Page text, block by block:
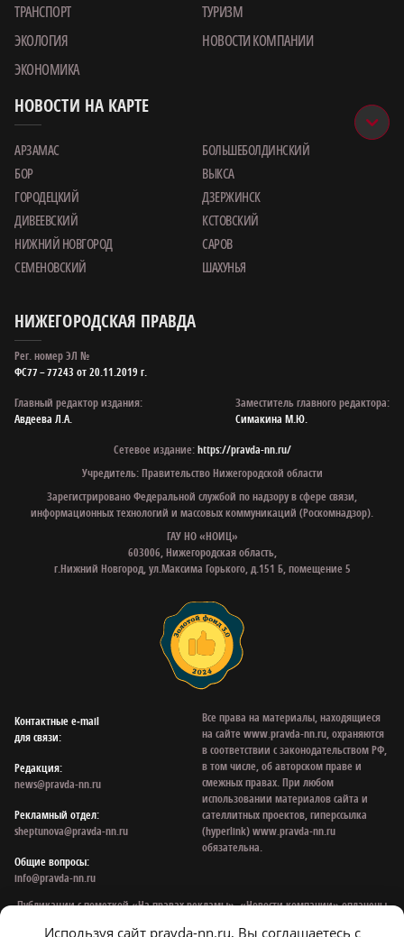
ТРАНСПОРТ
ТУРИЗМ
ЭКОЛОГИЯ
НОВОСТИ КОМПАНИИ
ЭКОНОМИКА
НОВОСТИ НА КАРТЕ
АРЗАМАС
БОЛЬШЕБОЛДИНСКИЙ
БОР
ВЫКСА
ГОРОДЕЦКИЙ
ДЗЕРЖИНСК
ДИВЕЕВСКИЙ
КСТОВСКИЙ
НИЖНИЙ НОВГОРОД
САРОВ
СЕМЕНОВСКИЙ
ШАХУНЬЯ
НИЖЕГОРОДСКАЯ ПРАВДА
Рег. номер ЭЛ №
ФС77 – 77243 от 20.11.2019 г.
Главный редактор издания:
Авдеева Л.А.
Заместитель главного редактора:
Симакина М.Ю.
Сетевое издание:https://pravda-nn.ru/
Учредитель: Правительство Нижегородской области
Зарегистрировано Федеральной службой по надзору в сфере связи,
информационных технологий и массовых коммуникаций (Роскомнадзор).
ГАУ НО «НОИЦ»
603006, Нижегородская область,
г.Нижний Новгород, ул.Максима Горького, д.151 Б, помещение 5
Контактные e‑mail
для связи:
Редакция:
news@pravda-nn.ru
Рекламный отдел:
sheptunova@pravda-nn.ru
Общие вопросы:
info@pravda-nn.ru
Все права на материалы, находящиеся
на сайте www.pravda-nn.ru, охраняются
в соответствии с законодательством РФ,
в том числе, об авторском праве и
смежных правах. При любом
использовании материалов сайта и
сателлитных проектов, гиперссылка
(hyperlink) www.pravda-nn.ru
обязательна.
Публикации с пометкой «На правах рекламы», «Новости компании» оплачены
Используя сайт pravda-nn.ru, Вы соглашаетесь с